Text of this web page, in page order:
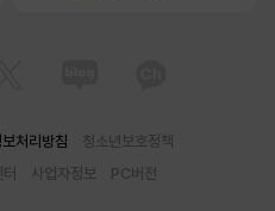
처리방침
청소년보호정책
사업자정보 PC버전